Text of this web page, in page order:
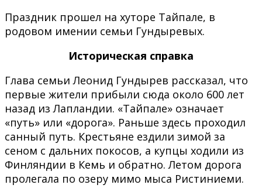
Праздник прошел на хуторе Тайпале, в
родовом имении семьи Гундыревых.
Историческая справка
Глава семьи Леонид Гундырев рассказал, что
первые жители прибыли сюда около 600 лет
назад из Лапландии. «Тайпале» означает
«путь» или «дорога». Раньше здесь проходил
санный путь. Крестьяне ездили зимой за
сеном с дальних покосов, а купцы ходили из
Финляндии в Кемь и обратно. Летом дорога
пролегала по озеру мимо мыса Ристиниеми.